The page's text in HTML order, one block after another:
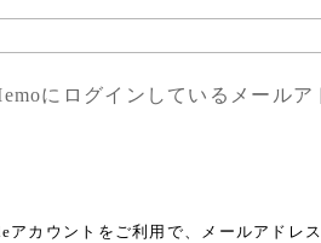
アカウントをご利用で、メールアドレ